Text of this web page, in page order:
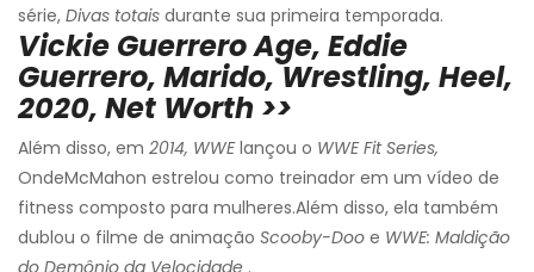
série, Divas totais durante sua primeira temporada.
Vickie Guerrero Age, Eddie
Guerrero, Marido, Wrestling, Heel,
2020, Net Worth >>
Além disso, em 2014, WWElançou o WWE Fit Series,
OndeMcMahon estrelou como treinador em um vídeo de
fitness composto para mulheres.Além disso, ela também
dublou o filme de animação Scooby-Doo e WWE: Maldição